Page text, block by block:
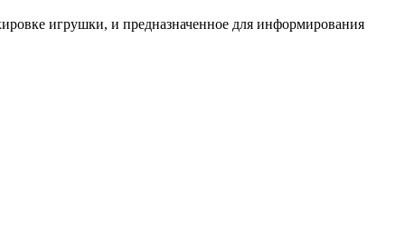
игрушки, и предназначенное для информирования